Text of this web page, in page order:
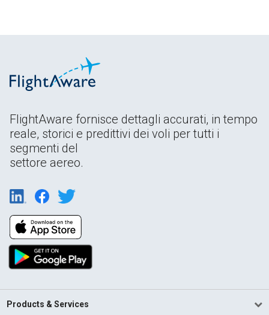
FlightAware fornisce dettagli accurati, in tempo
reale, storici e predittivi dei voli per tutti i
segmenti del
settore aereo.
Products & Services